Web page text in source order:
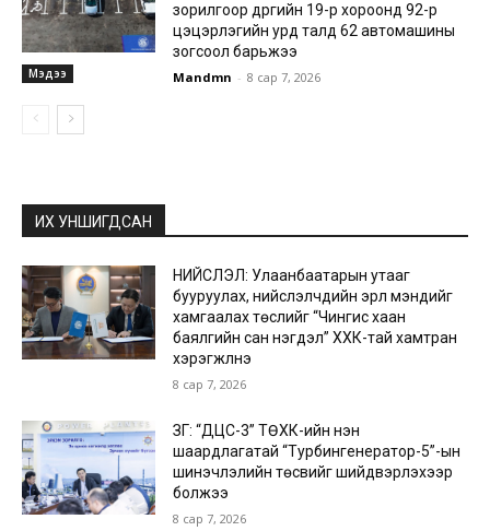
Мэдээ
зорилгоор дүүргийн 19-р хороонд 92-р
цэцэрлэгийн урд талд 62 автомашины
зогсоол барьжээ
Mandmn - 8 сар 7, 2026
ИХ УНШИГДСАН
НИЙСЛЭЛ: Улаанбаатарын утааг
бууруулах, нийслэлчүүдийн эрүүл мэндийг
хамгаалах төслийг “Чингис хаан
баялгийн сан нэгдэл” ХХК-тай хамтран
хэрэгжүүлнэ
8 сар 7, 2026
ЗГ: “ДЦС-3” ТӨХК-ийн нэн
шаардлагатай “Турбингенератор-5”-ын
шинэчлэлийн төсвийг шийдвэрлэхээр
болжээ
8 сар 7, 2026